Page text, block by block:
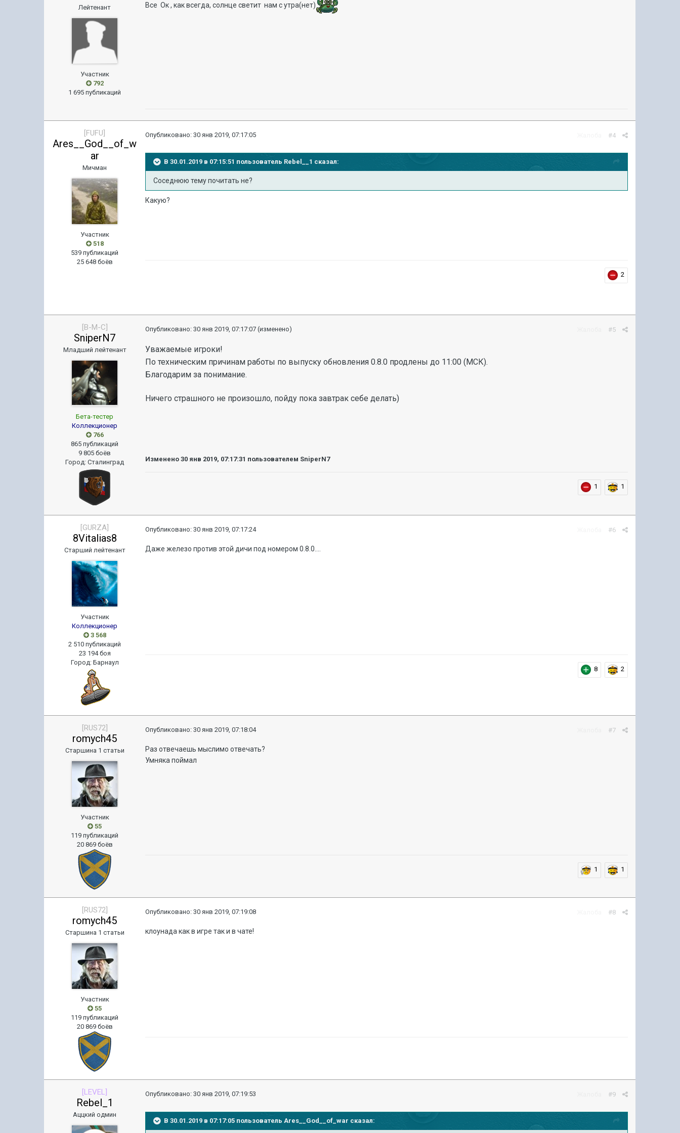
Лейтенант
Участник
792
1 695 публикаций
Все Ок , как всегда, солнце светит нам с утра(нет)
[FUFU]
Ares__God__of_w
ar
Мичман
Участник
518
539 публикаций
25 648 боёв
#4
Опубликовано:30 янв 2019, 07:17:05
В 30.01.2019 в 07:15:51 пользователь Rebel__1 сказал:
Соседнюю тему почитать не?
Какую?
2
[B-M-C]
SniperN7
Младший лейтенант
Бета-тестер
Коллекционер
766
865 публикаций
9 805 боёв
Город:Сталинград
#5
Опубликовано:30 янв 2019, 07:17:07 (изменено)
Уважаемые игроки!
По техническим причинам работы по выпуску обновления 0.8.0 продлены до 11:00 (МСК).
Благодарим за понимание.
Ничего страшного не произошло, пойду пока завтрак себе делать)
Изменено30 янв 2019, 07:17:31 пользователем SniperN7
1 1
[GURZA]
8Vitalias8
Старший лейтенант
Участник
Коллекционер
3 568
2 510 публикаций
23 194 боя
Город: Барнаул
#6
Опубликовано:30 янв 2019, 07:17:24
Даже железо против этой дичи под номером 0.8.0....
8 2
[RUS72]
romych45
Старшина 1 статьи
Участник
55
119 публикаций
20 869 боёв
#7
Опубликовано:30 янв 2019, 07:18:04
Раз отвечаешь мыслимо отвечать?
Умняка поймал
1 1
[RUS72]
romych45
Старшина 1 статьи
Участник
55
119 публикаций
20 869 боёв
#8
Опубликовано:30 янв 2019, 07:19:08
клоунада как в игре так и в чате!
[LEVEL]
Rebel_1
Аццкий одмин
#9
Опубликовано:30 янв 2019, 07:19:53
В 30.01.2019 в 07:17:05 пользователь Ares__God__of_war сказал: